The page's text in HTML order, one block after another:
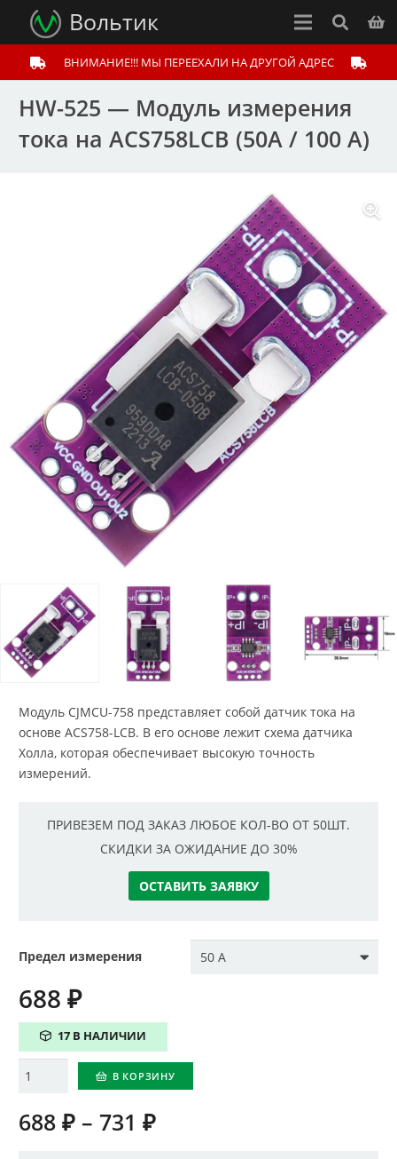
Вольтик
ВНИМАНИЕ!!! МЫ ПЕРЕЕХАЛИ НА ДРУГОЙ АДРЕС
HW-525 — Модуль измерения
тока на ACS758LCB (50А / 100 А)
Модуль CJMCU-758 представляет собой датчик тока на
основе ACS758-LCB. В его основе лежит схема датчика
Холла, которая обеспечивает высокую точность
измерений.
ПРИВЕЗЕМ ПОД ЗАКАЗ ЛЮБОЕ КОЛ-ВО ОТ 50ШТ.
СКИДКИ ЗА ОЖИДАНИЕ ДО 30%
ОСТАВИТЬ ЗАЯВКУ
Предел измерения
688 ₽
17 В НАЛИЧИИ
Количество В КОРЗИНУ
688 ₽ – 731 ₽